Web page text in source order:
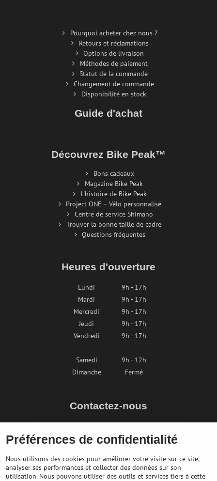
Pourquoi acheter chez nous ?
Retours et réclamations
Options de livraison
Méthodes de paiement
Statut de la commande
Changement de commande
Disponibilité en stock
Guide d'achat
Découvrez Bike Peak™
Bons cadeaux
Magazine Bike Peak
L'histoire de Bike Peak
Project ONE – Vélo personnalisé
Centre de service Shimano
Trouver la bonne taille de cadre
Questions fréquentes
Heures d'ouverture
Lundi
9h - 17h
Mardi
9h - 17h
Mercredi
9h - 17h
Jeudi
9h - 17h
Vendredi
9h - 17h
Samedi
9h - 12h
Dimanche
Fermé
Contactez-nous
+436764858804
Préférences de confidentialité
Nous utilisons des cookies pour améliorer votre visite sur ce site,
analyser ses performances et collecter des données sur son
utilisation. Nous pouvons utiliser des outils et services tiers à cette